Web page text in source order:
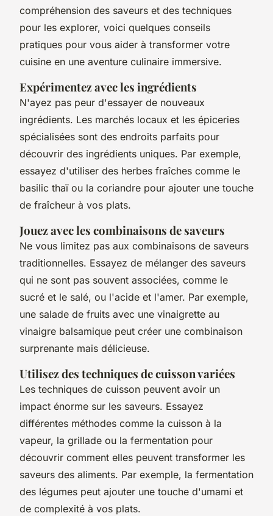
compréhension des saveurs et des techniques
pour les explorer, voici quelques conseils
pratiques pour vous aider à transformer votre
cuisine en une aventure culinaire immersive.
Expérimentez avec les ingrédients
N'ayez pas peur d'essayer de nouveaux
ingrédients. Les marchés locaux et les épiceries
spécialisées sont des endroits parfaits pour
découvrir des ingrédients uniques. Par exemple,
essayez d'utiliser des herbes fraîches comme le
basilic thaï ou la coriandre pour ajouter une touche
de fraîcheur à vos plats.
Jouez avec les combinaisons de saveurs
Ne vous limitez pas aux combinaisons de saveurs
traditionnelles. Essayez de mélanger des saveurs
qui ne sont pas souvent associées, comme le
sucré et le salé, ou l'acide et l'amer. Par exemple,
une salade de fruits avec une vinaigrette au
vinaigre balsamique peut créer une combinaison
surprenante mais délicieuse.
Utilisez des techniques de cuisson variées
Les techniques de cuisson peuvent avoir un
impact énorme sur les saveurs. Essayez
différentes méthodes comme la cuisson à la
vapeur, la grillade ou la fermentation pour
découvrir comment elles peuvent transformer les
saveurs des aliments. Par exemple, la fermentation
des légumes peut ajouter une touche d'umami et
de complexité à vos plats.